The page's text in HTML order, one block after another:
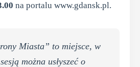
na portalu www.gdansk.pl.
Miasta” to miejsce, w
można usłyszeć o